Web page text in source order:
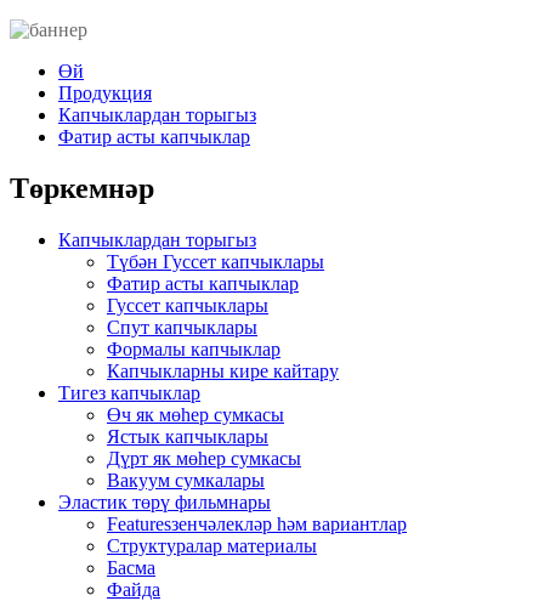
Өй
Продукция
Капчыклардан торыгыз
Фатир асты капчыклар
Төркемнәр
Капчыклардан торыгыз
Түбән Гуссет капчыклары
Фатир асты капчыклар
Гуссет капчыклары
Спут капчыклары
Формалы капчыклар
Капчыкларны кире кайтару
Тигез капчыклар
Өч як мөһер сумкасы
Ястык капчыклары
Дүрт як мөһер сумкасы
Вакуум сумкалары
Эластик төрү фильмнары
Featuresзенчәлекләр һәм вариантлар
Структуралар материалы
Басма
Файда